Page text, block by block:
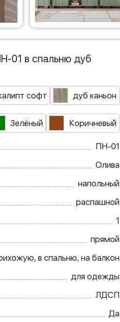
01 в спальню дуб
софт дуб каньон
Зелёный Коричневый
ПН-01
Олива
напольный
распашной
1
прямой
в спальню, на балкон
для одежды
ЛДСП
Да